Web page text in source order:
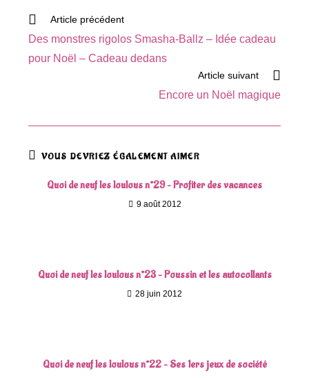
Read
articles
Article précédent
Des monstres rigolos Smasha-Ballz – Idée cadeau
pour Noël – Cadeau dedans
Article suivant
Encore un Noël magique
VOUS DEVRIEZ ÉGALEMENT AIMER
Quoi de neuf les loulous n°29 – Profiter des vacances
9 août 2012
Quoi de neuf les loulous n°23 – Poussin et les autocollants
28 juin 2012
Quoi de neuf les loulous n°22 – Ses 1ers jeux de société